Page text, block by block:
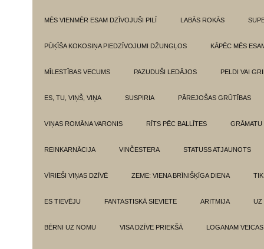
MĒS VIENMĒR ESAM DZĪVOJUŠI PILĪ LABĀS ROKĀS
PŪĶĪŠA KOKOSIŅA PIEDZĪVOJUMI DŽUNGĻOS KĀPĒC MĒS
MĪLESTĪBAS VECUMS PAZUDUŠI LEDĀJOS PELDI VAI
ES, TU, VIŅŠ, VIŅA SUSPIRIA PĀREJOŠAS GRŪTĪBAS
VIŅAS ROMĀNA VARONIS RĪTS PĒC BALLĪTES GRĀMATU
REINKARNĀCIJA VINČESTERA STATUSS ATJAUNOTS
VĪRIEŠI VIŅAS DZĪVĒ ZEME: VIENA BRĪNIŠĶĪGA DIENA
ES TIEVĒJU FANTASTISKĀ SIEVIETE ARITMIJA UZ
BĒRNI UZ NOMU VISA DZĪVE PRIEKŠĀ LOGANAM VEICAS